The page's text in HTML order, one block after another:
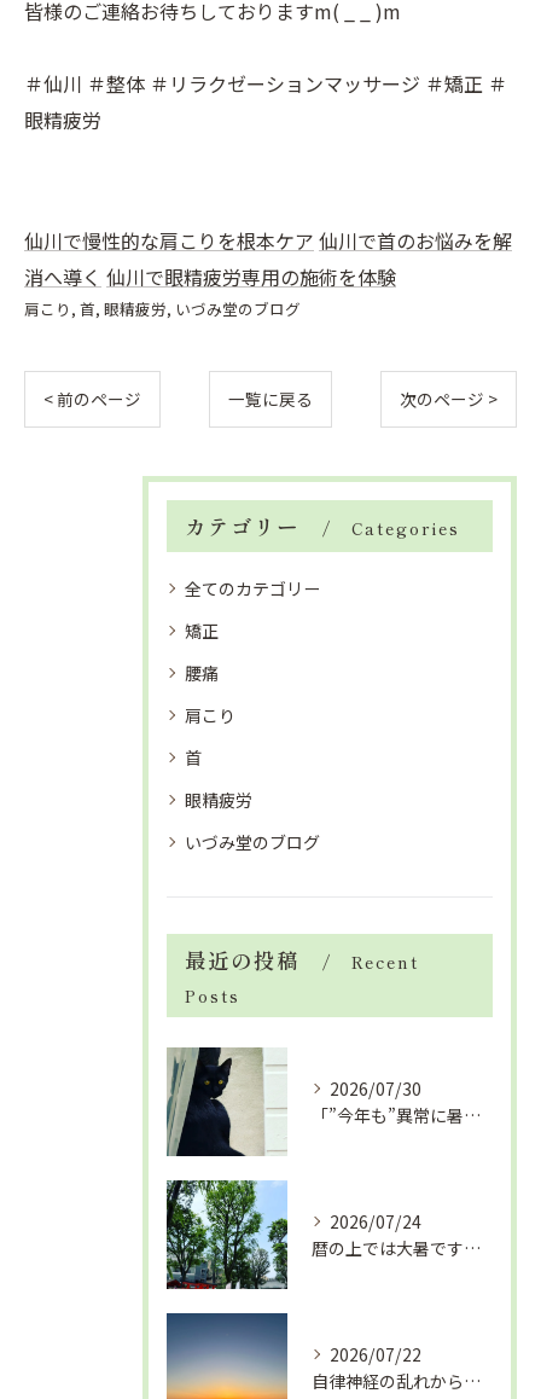
皆様のご連絡お待ちしておりますm( _ _ )m
＃仙川 ＃整体 ＃リラクゼーションマッサージ ＃矯正 ＃
眼精疲労
仙川で慢性的な肩こりを根本ケア 仙川で首のお悩みを解
消へ導く 仙川で眼精疲労専用の施術を体験
肩こり 首 眼精疲労 いづみ堂のブログ
< 前のページ 一覧に戻る 次のページ >
カテゴリー Categories
全てのカテゴリー
矯正
腰痛
肩こり
首
眼精疲労
いづみ堂のブログ
最近の投稿
Recent
Posts
2026/07/30
「”今年も”異常に暑い夏」酷暑+冷房＝夏風邪、腰痛、ひざの痛...
2026/07/24
暦の上では大暑です！腰痛や肩こりから来る頭痛
2026/07/22
自律神経の乱れから生活習慣病、血液循環の滞り